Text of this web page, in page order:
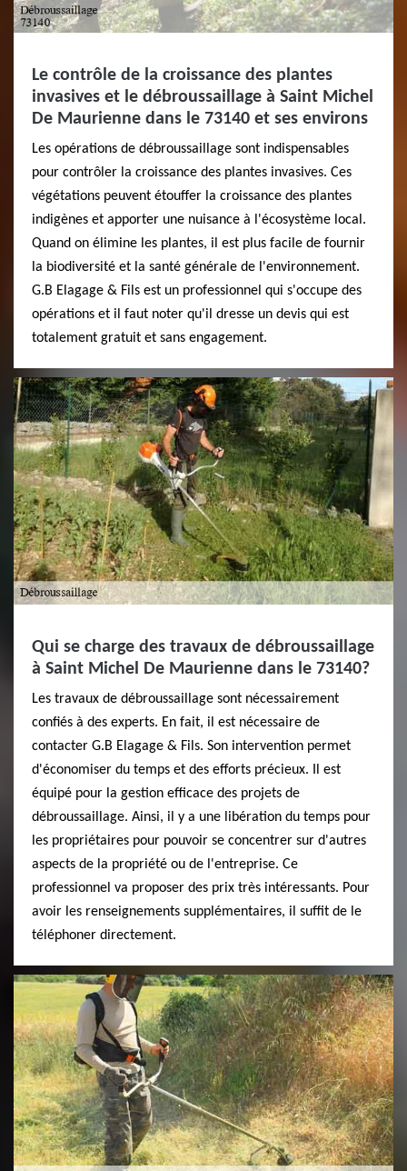
Le contrôle de la croissance des plantes
invasives et le débroussaillage à Saint Michel
De Maurienne dans le 73140 et ses environs
Les opérations de débroussaillage sont indispensables
pour contrôler la croissance des plantes invasives. Ces
végétations peuvent étouffer la croissance des plantes
indigènes et apporter une nuisance à l'écosystème local.
Quand on élimine les plantes, il est plus facile de fournir
la biodiversité et la santé générale de l'environnement.
G.B Elagage & Fils est un professionnel qui s'occupe des
opérations et il faut noter qu'il dresse un devis qui est
totalement gratuit et sans engagement.
Qui se charge des travaux de débroussaillage
à Saint Michel De Maurienne dans le 73140?
Les travaux de débroussaillage sont nécessairement
confiés à des experts. En fait, il est nécessaire de
contacter G.B Elagage & Fils. Son intervention permet
d'économiser du temps et des efforts précieux. Il est
équipé pour la gestion efficace des projets de
débroussaillage. Ainsi, il y a une libération du temps pour
les propriétaires pour pouvoir se concentrer sur d'autres
aspects de la propriété ou de l'entreprise. Ce
professionnel va proposer des prix très intéressants. Pour
avoir les renseignements supplémentaires, il suffit de le
téléphoner directement.